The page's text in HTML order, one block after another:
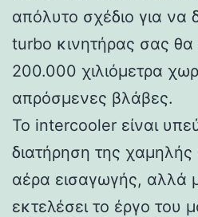
απόλυτο σχέδιο για να
turbo κινητήρας σας θα
200.000 χιλιόμετρα
απρόσμενες βλάβες.
Το intercooler είναι
διατήρηση της
αέρα εισαγωγής, αλλά
εκτελέσει το έργο του